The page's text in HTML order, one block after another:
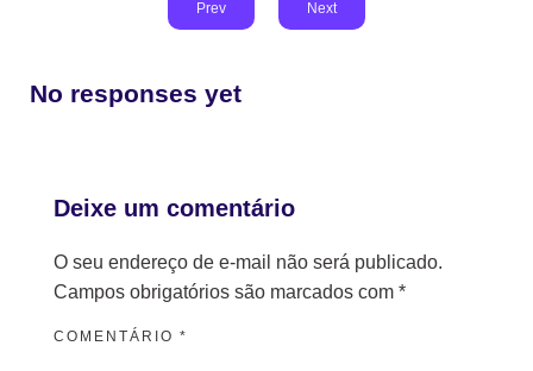
Prev Next
No responses yet
Deixe um comentário
O seu endereço de e-mail não será publicado.
Campos obrigatórios são marcados com *
COMENTÁRIO *